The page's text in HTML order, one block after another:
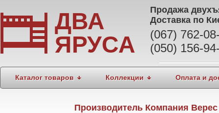
ДВА
ЯРУСА
Продажа
Доставка по
(067) 762-
(050) 156-
Каталог товаров Коллекции Оплата и
Производитель Компания